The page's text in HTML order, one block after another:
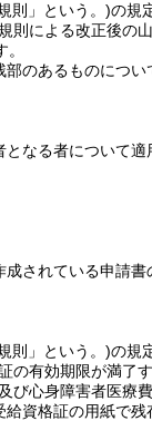
則」という。)の規
則による改正後の
のあるものにつ
なる者について
されている申請書
則」という。)の規
の有効期限が満了
心身障害者医療費
資格証の用紙で